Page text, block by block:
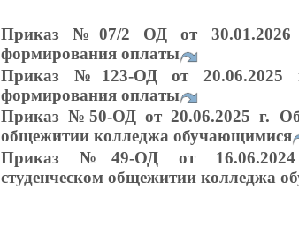
Приказ №07/2 ОД от 30.01.2026
формирования оплаты
Приказ №123-ОД от 20.06.2025
формирования оплаты
Приказ №50-ОД от 20.06.2025 г. Об
общежитии колледжа обучающимися
Приказ №49-ОД от
студенческом общежитии колледжа